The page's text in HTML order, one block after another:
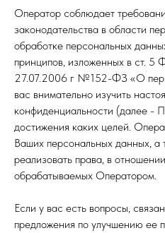
Оператор соблюдает
законодательства в области
обработке персональных
принципов, изложенных в ст. 5
27.07.2006 г №152-ФЗ «О
вас внимательно изучить
конфиденциальности (далее -
достижения каких целей.
Ваших персональных данных, а
реализовать права, в
обрабатываемых Оператором.
Если у вас есть вопросы,
предложения по улучшению ее